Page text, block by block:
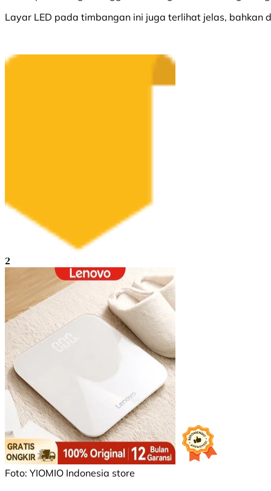
Layar LED pada timbangan ini juga terlihat jelas,
2
Foto: YIOMIO Indonesia store